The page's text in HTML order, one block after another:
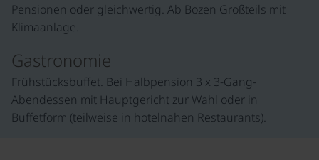
Pensionen oder gleichwertig. Ab Bozen Großteils mit
Klimaanlage.
Gastronomie
Frühstücksbuffet. Bei Halbpension 3 x 3-Gang-
Abendessen mit Hauptgericht zur Wahl oder in
Buffetform (teilweise in hotelnahen Restaurants).